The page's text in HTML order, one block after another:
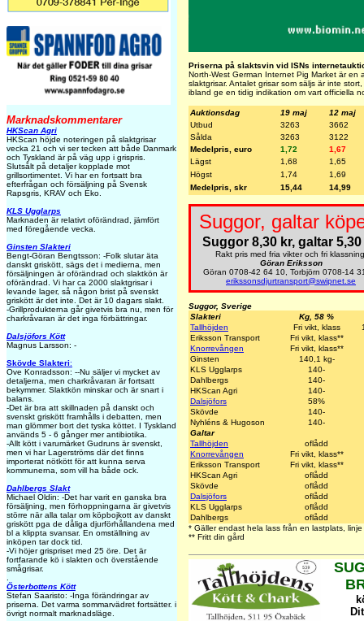
Marknadskommentarer
HKScan Agri
HKScan höjde noteringen på slaktgrisar
vecka 21 och vi ser tecken att både Danmark
och Tyskland är på väg upp i grispris.
Slutsålt på detaljer kopplade mot
grillsortimentet. Vi har en fortsatt bra
efterfrågan och försäljning på Svensk
Rapsgris, KRAV och Eko.
KLS Ugglarps
Marknaden är relativt oförändrad, jämfört
med föregående vecka.
Ginsten Slakteri
Bengt-Göran Bengtsson: -Folk slutar äta
danskt griskött, sägs det i medierna, men
försäljningen är oförändrad och slaktkön är
oförändrad. Vi har ca 2000 slaktgrisar i
levande lager, så någon brist på svenskt
griskött är det inte. Det är 10 dagars slakt.
-Grillprodukterna går givetvis bra nu, men för
charkråvaran är det inga förbättringar.
Dalsjöfors Kött
Magnus Larsson: -
Skövde Slakteri:
Ove Konradsson: --Nu säljer vi mycket av
detaljerna, men charkråvaran är fortsatt
bekymmer. Slaktkön minskar och är snart i
balans.
-Det är bra att skillnaden på danskt och
svenskt griskött framhålls i debatten, men
man glömmer bort det tyska köttet. I Tyskland
används 5 - 6 gånger mer antibiotika.
-Allt kött i varumärket Gudruns är svenskt,
men vi har Lagerströms där det finns
importerat nötkött för att kunna serva
kommunerna, som vill ha både ock.
Dahlbergs Slakt
Michael Oldin: -Det har varit en ganska bra
försäljning, men förhoppningarna är givetvis
större när alla talar om köpbojkott av danskt
griskött pga de dåliga djurförhållandena med
bl a klippta svansar. En omställning av
inköpen tar dock tid.
-Vi höjer grispriset med 25 öre. Det är
fortfarande kö i slakten och överstående
smågrisar.
Österbottens Kött
Stefan Saaristo: -Inga förändringar av
priserna. Det varma sommarvädret fortsätter. i
övrigt normalt marknadsläge.
Priserna på slaktsvin vid ISNs
North-West German Internet Pig Market är en
slaktgrisar. Antalet grisar som säljs är inte
ibland ge en tidig indikation om vart officiella
Auktionsdag 19 maj
12 maj
Utbud
3263
3662
Sålda
3263
3122
Medelpris, euro
1,72
1,67
Lägst
1,68
1,65
Högst
1,74
1,69
Medelpris, skr
15,44 14,99
Suggor, galtar
Suggor 8,30 kr, galtar 5,30
Rakt pris med fria vikter och fri
Göran Eriksson
Göran 0708-42 64 10, Torbjörn 0708-14
erikssonsdjurtransport@swipnet.se
Suggor, Sverige
Slakteri
Kg, 58 %
Tallhöjden
Fri vikt, klass
Eriksson Transport
Fri vikt, klass**
Knorrevången
Fri vikt, klass**
Ginsten
140,1 kg-
KLS Ugglarps
140-
Dahlbergs
140-
HKScan Agri
140-
Dalsjöfors
58%
Skövde
140-
Nyhléns & Hugoson
140-
Galtar
Tallhöjden
oflådd
Knorrevången
Fri vikt, klass**
Eriksson Transport
Fri vikt, klass**
HKScan Agri
oflådd
Skövde
oflådd
Dalsjöfors
oflådd
KLS Ugglarps
oflådd
Dahlbergs
oflådd
* Gäller endast hela lass från en lastplats,
** Fritt din gård